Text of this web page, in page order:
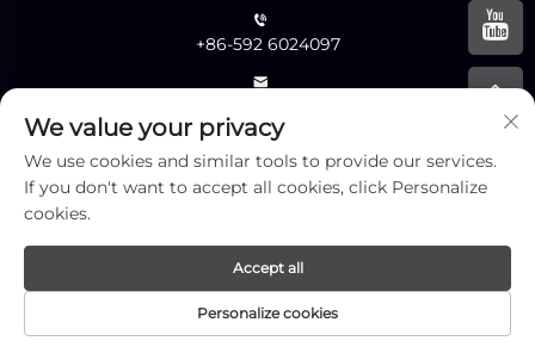
+86-592 6024097
НАДІСЛАТИ
Авторське право © Xiamen Yingliang Stone Co., Ltd. Всі
Політика конфіденційності
We value your privacy
We use cookies and similar tools to provide our services.
If you don't want to accept all cookies, click Personalize
cookies.
Personalize cookies
Accept all